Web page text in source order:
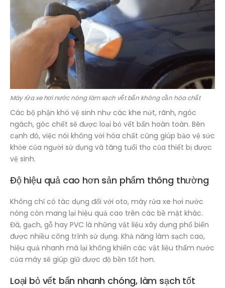
Máy rửa xe hơi nước nóng làm sạch vết bẩn không cần hóa chất
Các bộ phận khó vệ sinh như các khe nứt, rãnh, ngóc
ngách, góc chết sẽ được loại bỏ vết bẩn hoàn toàn. Bên
cạnh đó, việc nói không với hóa chất cũng giúp bảo vệ sức
khỏe của người sử dụng và tăng tuổi thọ của thiết bị được
vệ sinh.
Độ hiệu quả cao hơn sản phẩm thông thường
Không chỉ có tác dụng đối với oto, máy rửa xe hơi nước
nóng còn mang lại hiệu quả cao trên các bề mặt khác.
Đá, gạch, gỗ hay PVC là những vật liệu xây dựng phổ biến
được nhiều công trình sử dụng. Khả năng làm sạch cao,
hiệu quả nhanh mà lại không khiến các vật liệu thấm nước
của máy sẽ giúp giữ được độ bền tốt hơn.
Loại bỏ vết bẩn nhanh chóng, làm sạch tốt